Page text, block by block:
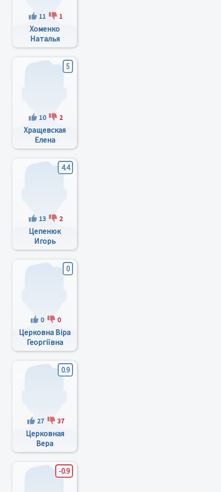
11 1
Хоменко
Наталья
Владимировна
5
10 2
Хращевская
Елена
Николаевна
4.4
13 2
Цепенюк
Игорь
Аркадьевич
0
0 0
Церковна Віра
Георгіївна
0.9
27 37
Церковная
Вера
Георгиевна
-0.9